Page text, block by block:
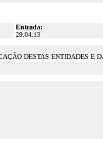
Entrada:
29.04.13
DESTAS ENTIDADES E